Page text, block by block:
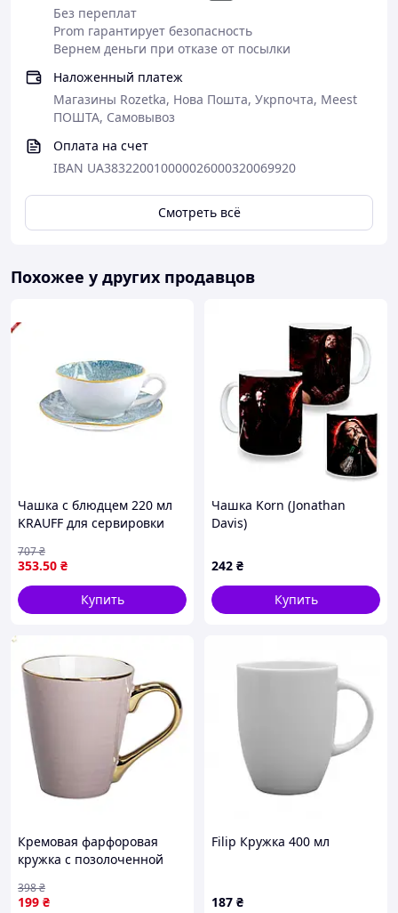
Без переплат
Prom гарантирует безопасность
Вернем деньги при отказе от посылки
Наложенный платеж
Магазины Rozetka, Нова Пошта, Укрпочта, Meest
ПОШТА, Самовывоз
Оплата на счет
IBAN UA383220010000026000320069920
Смотреть всё
Похожее у других продавцов
Чашка с блюдцем 220 мл
KRAUFF для сервировки
дистилляторов
353.50 ₴
707₴
Купить
Чашка Korn (Jonathan
Davis)
242 ₴
Купить
Кремовая фарфоровая
кружка с позолоченной
объём 320 мл RX-
199 ₴
398₴
Filip Кружка 400 мл
187 ₴